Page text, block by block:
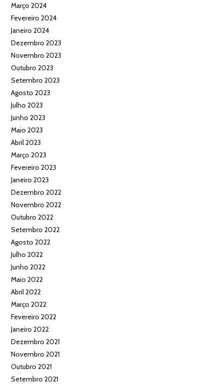
Março 2024
Fevereiro 2024
Janeiro 2024
Dezembro 2023
Novembro 2023
Outubro 2023
Setembro 2023
Agosto 2023
Julho 2023
Junho 2023
Maio 2023
Abril 2023
Março 2023
Fevereiro 2023
Janeiro 2023
Dezembro 2022
Novembro 2022
Outubro 2022
Setembro 2022
Agosto 2022
Julho 2022
Junho 2022
Maio 2022
Abril 2022
Março 2022
Fevereiro 2022
Janeiro 2022
Dezembro 2021
Novembro 2021
Outubro 2021
Setembro 2021